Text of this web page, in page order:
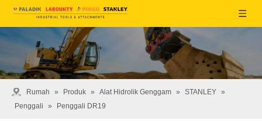
Rumah » Produk » Alat Hidrolik Genggam » STANLEY »
Penggali
» Penggali DR19